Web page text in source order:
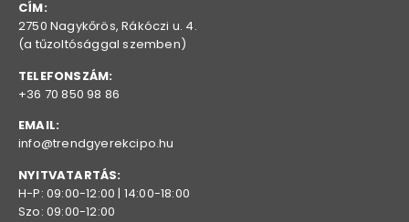
CÍM:
2750 Nagykőrös, Rákóczi u. 4.
(a tűzoltósággal szemben)
TELEFONSZÁM:
+36 70 850 98 86
EMAIL:
info@trendgyerekcipo.hu
NYITVATARTÁS:
H-P: 09:00-12:00 | 14:00-18:00
Szo: 09:00-12:00